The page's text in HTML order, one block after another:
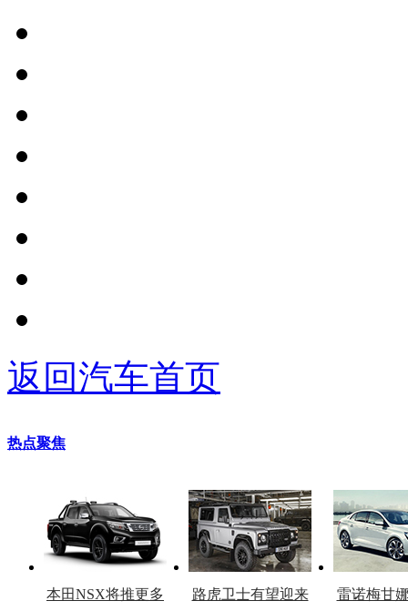
返回汽车首页
热点聚焦
本田NSX将推更多
路虎卫士有望迎来
雷诺梅甘